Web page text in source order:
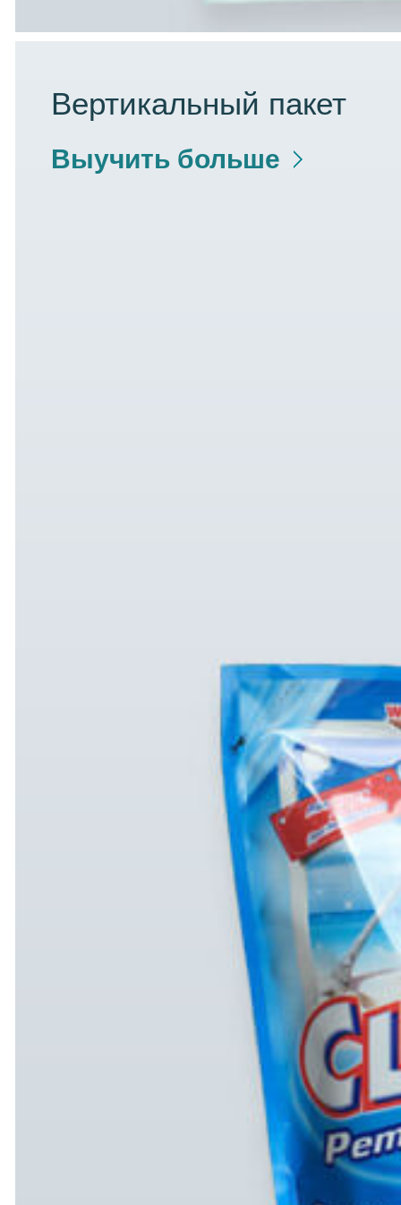
Вертикальный пакет
Выучить больше